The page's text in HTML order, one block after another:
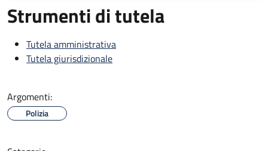
Strumenti di tutela
Tutela amministrativa
Tutela giurisdizionale
Argomenti:
Polizia